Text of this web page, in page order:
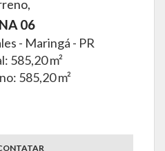
06
- Maringá - PR
585,20 m²
585,20 m²